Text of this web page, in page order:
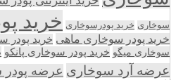
سوخاری خرید پودرسوخاری خرید
خرید پودر سوخاری ماهی خرید پودر
سوخاری میگو خرید پودر سوخاری پانکو
عرضه آرد سوخاری عرضه پودر